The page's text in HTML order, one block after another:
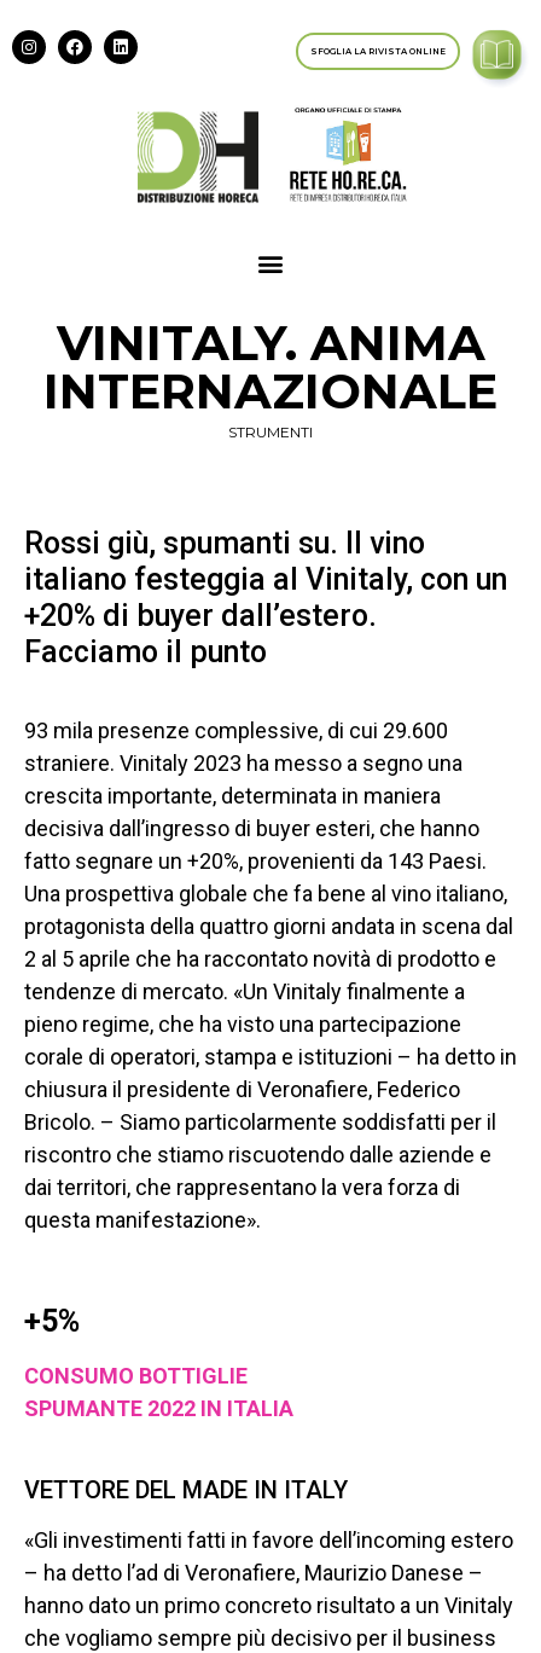
SFOGLIA LA RIVISTA ONLINE
VINITALY. ANIMA
INTERNAZIONALE
STRUMENTI
Rossi giù, spumanti su. Il vino
italiano festeggia al Vinitaly, con un
+20% di buyer dall’estero.
Facciamo il punto
93 mila presenze complessive, di cui 29.600
straniere. Vinitaly 2023 ha messo a segno una
crescita importante, determinata in maniera
decisiva dall’ingresso di buyer esteri, che hanno
fatto segnare un +20%, provenienti da 143 Paesi.
Una prospettiva globale che fa bene al vino italiano,
protagonista della quattro giorni andata in scena dal
2 al 5 aprile che ha raccontato novità di prodotto e
tendenze di mercato. «Un Vinitaly finalmente a
pieno regime, che ha visto una partecipazione
corale di operatori, stampa e istituzioni – ha detto in
chiusura il presidente di Veronafiere, Federico
Bricolo. – Siamo particolarmente soddisfatti per il
riscontro che stiamo riscuotendo dalle aziende e
dai territori, che rappresentano la vera forza di
questa manifestazione».
+5%
CONSUMO BOTTIGLIE
SPUMANTE 2022 IN ITALIA
VETTORE DEL MADE IN ITALY
«Gli investimenti fatti in favore dell’incoming estero
– ha detto l’ad di Veronafiere, Maurizio Danese –
hanno dato un primo concreto risultato a un Vinitaly
che vogliamo sempre più decisivo per il business